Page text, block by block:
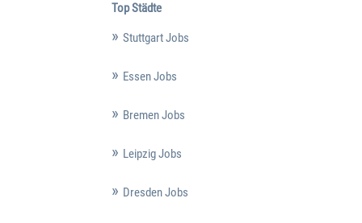
Top Städte
Stuttgart Jobs
Essen Jobs
Bremen Jobs
Leipzig Jobs
Dresden Jobs